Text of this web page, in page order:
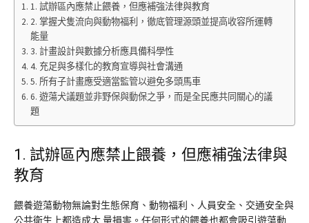
1. 試辦區內應禁止餵養，但應補強法律與教育
2. 掌握犬隻流向與動物福利，徹底管理源頭並提高收容所運轉
能量
3. 計畫設計與數據分析應具備科學性
4. 充足與多樣化的教育宣導與社會溝通
5. 所有子計畫應受適當監管以避免多頭馬車
6. 遊蕩犬議題並非野保與動保之爭，而是全民應共同關心的議
題
1. 試辦區內應禁止餵養，但應補強法律與
教育
餵養遊蕩動物無論對生態保育、動物福利、人員安全、交通安全與